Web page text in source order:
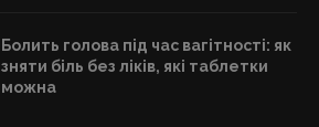
Болить голова під час вагітності: як
зняти біль без ліків, які таблетки
можна